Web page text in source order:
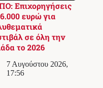
Επιχορηγήσεις
ευρώ για
σε όλη την
το 2026
7 Αυγούστου 2026,
17:56